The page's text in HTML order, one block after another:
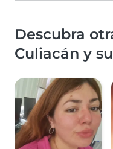
Descubra
Culiacán y